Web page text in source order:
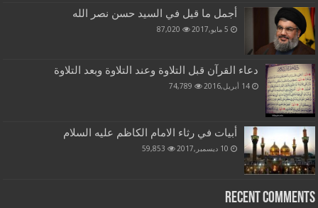
أجمل ما قيل في السيد حسن نصر الله
5 مايو,2017 87,020
دعاء القرآن قبل التلاوة وعند التلاوة وبعد التلاوة
14 أبريل,2016 74,789
أبيات في رثاء الامام الكاظم عليه السلام
10 ديسمبر,2017 59,853
Recent Comments